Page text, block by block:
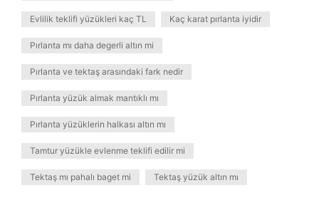
Evlilik teklifi yüzükleri kaç TL Kaç karat pırlanta iyidir
Pırlanta mı daha degerli altın mi
Pırlanta ve tektaş arasındaki fark nedir
Pırlanta yüzük almak mantıklı mı
Pırlanta yüzüklerin halkası altın mı
Tamtur yüzükle evlenme teklifi edilir mi
Tektaş mı pahalı baget mi Tektaş yüzük altın mı